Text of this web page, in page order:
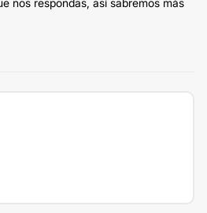
nos respondas, así sabremos más